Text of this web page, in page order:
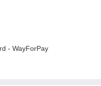
- WayForPay